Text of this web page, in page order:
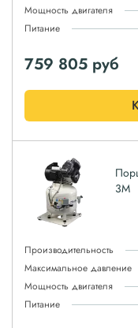
Мощность двигателя
Питание
759 805 руб
3M
Производительность
Максимальное давление
Мощность двигателя
Питание